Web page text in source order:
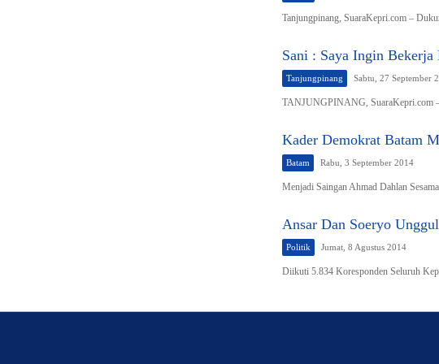
Tanjungpinang, SuaraKepri.com –
Sani : Saya Ingin Bekerja
Tanjungpinang Sabtu, 27 September
TANJUNGPINANG, SuaraKepri.com
Kader Demokrat Batam
Batam Rabu, 3 September 2014
Menjadi Saingan Ahmad Dahlan
Ansar Dan Soeryo
Politik Jumat, 8 Agustus 2014
Diikuti 5.834 Koresponden Seluruh